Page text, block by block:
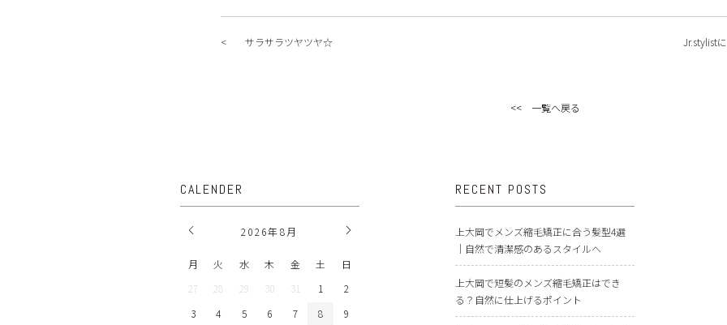
サラサラツヤツヤ☆ Jr.stylist
<< 一覧へ戻る
CALENDER
2026年8月
月 火 水 木 金 土
日
27
28 29 30 31 1
2
3
4 5 6 7 8
9
RECENT POSTS
上大岡でメンズ縮毛矯正に合う髪型4選
｜自然で清潔感のあるスタイルへ
上大岡で短髪のメンズ縮毛矯正はでき
る？自然に仕上げるポイント